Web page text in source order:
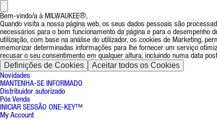
Bem-vindo/a à MILWAUKEE®,
Quando visita a nossa página web, os seus dados pessoais são
necessários para o bom funcionamento da página e para o desempenho
utilização, com base na análise do utilizador, os cookies de Marketing,
memorizar determinadas informações para lhe fornecer um serviço
recusar o seu consentimento em qualquer altura, incluindo numa data
Definições de Cookies Aceitar todos os Cookies
Novidades
MANTENHA-SE INFORMADO
Distribuidor autorizado
Pós Venda
INICIAR SESSÃO ONE-KEY™
My Account